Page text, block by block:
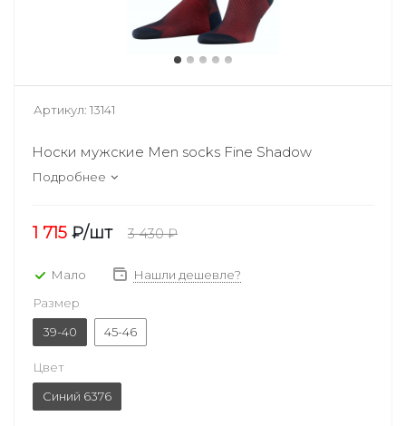
Артикул: 13141
Носки мужские Men socks Fine Shadow
Подробнее
1 715 ₽/шт 3 430₽
Мало
Нашли дешевле?
Размер
39-40
45-46
Цвет
Синий 6376